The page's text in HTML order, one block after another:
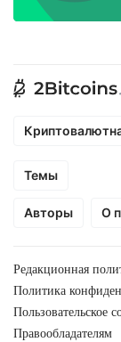
Темы
Авторы О
Редакционная
Политика
Пользовательское
Правообладателям